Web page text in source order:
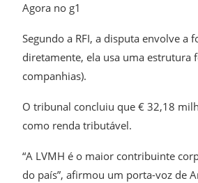
Agora no g1
Segundo a RFI, a disputa envolve
diretamente, ela usa uma estrutura
companhias).
O tribunal concluiu que € 32,18
como renda tributável.
“A LVMH é o maior contribuinte
do país”, afirmou um porta-voz de